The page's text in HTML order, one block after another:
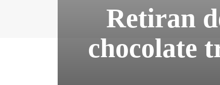
Retiran
chocolate